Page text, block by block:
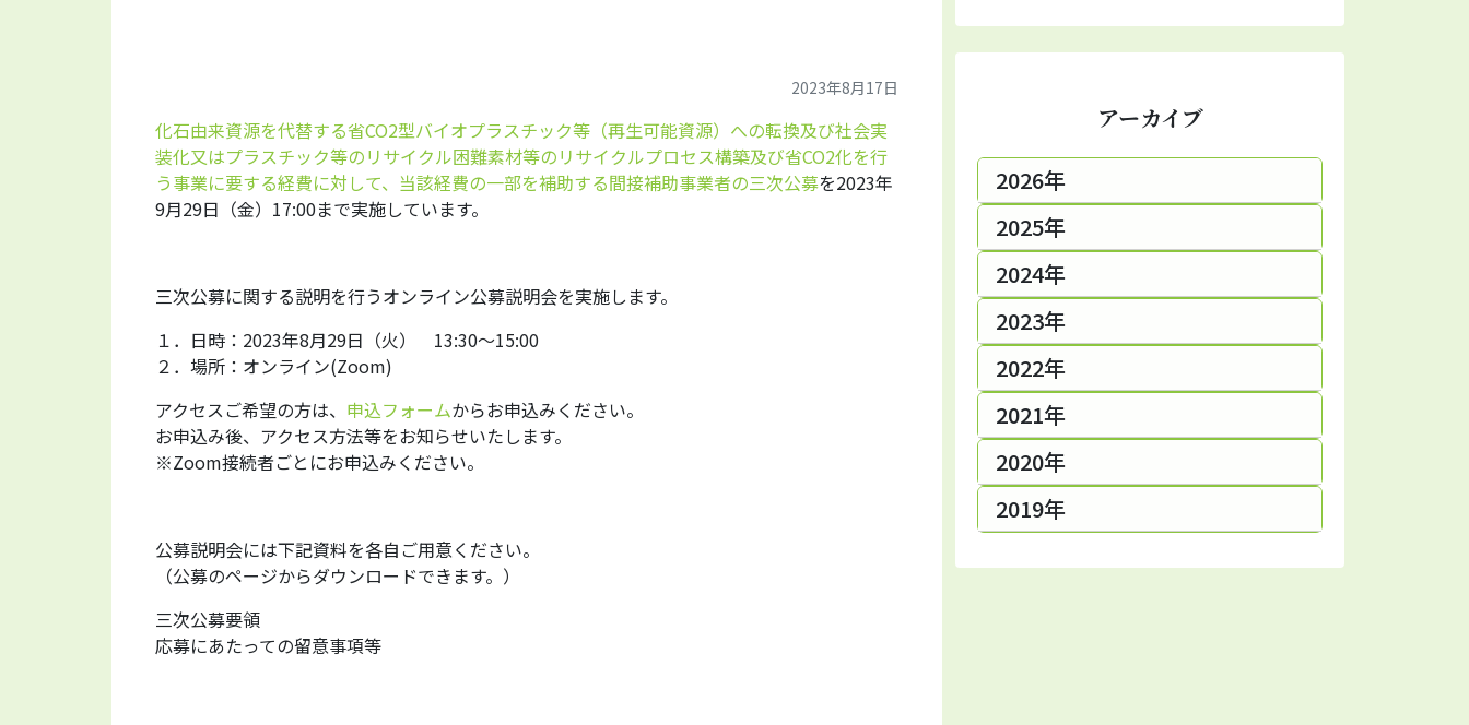
2023年8月17日
化石由来資源を代替する省CO2型バイオプラスチック等（再生可能資源）への転換及び社会実
装化又はプラスチック等のリサイクル困難素材等のリサイクルプロセス構築及び省CO2化を行
う事業に要する経費に対して、当該経費の一部を補助する間接補助事業者の三次公募を2023年
9月29日（金）17:00まで実施しています。
三次公募に関する説明を行うオンライン公募説明会を実施します。
１．日時：2023年8月29日（火） 13:30～15:00
２．場所：オンライン(Zoom)
アクセスご希望の方は、 申込フォームからお申込みください。
お申込み後、アクセス方法等をお知らせいたします。
※Zoom接続者ごとにお申込みください。
公募説明会には下記資料を各自ご用意ください。
（公募のページからダウンロードできます。）
三次公募要領
応募にあたっての留意事項等
アーカイブ
2026年
2025年
2024年
2023年
2022年
2021年
2020年
2019年